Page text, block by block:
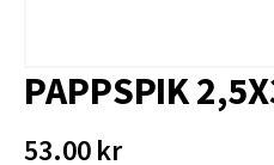
PAPPSPIK
53.00kr